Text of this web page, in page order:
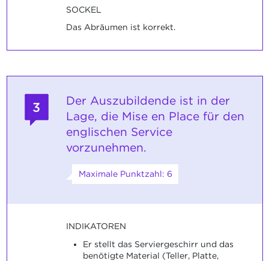
SOCKEL
Das Abräumen ist korrekt.
3
Der Auszubildende ist in der
Lage, die Mise en Place für den
englischen Service
vorzunehmen.
Maximale Punktzahl: 6
INDIKATOREN
Er stellt das Serviergeschirr und das
benötigte Material (Teller, Platte,